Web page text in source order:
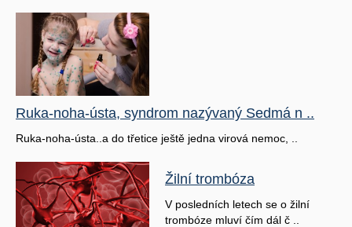
Ruka-noha-ústa, syndrom nazývaný Sedmá n ..
Ruka-noha-ústa..a do třetice ještě jedna virová nemoc, ..
Žilní trombóza
V posledních letech se o žilní
trombóze mluví čím dál č ..